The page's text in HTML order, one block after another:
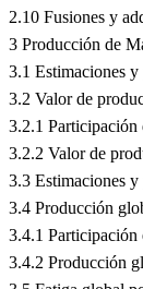
2.10 Fusiones y
3 Producción de
3.1 Estimaciones
3.2 Valor de
3.2.1 Participación
3.2.2 Valor de
3.3 Estimaciones
3.4 Producción
3.4.1 Participación
3.4.2 Producción